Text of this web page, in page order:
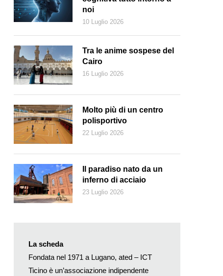
Piccole aziende casalinghe hanno trovato un’opportunità durante la
noi
10 Luglio 2026
Tra le anime sospese del
Cairo
16 Luglio 2026
Molto più di un centro
polisportivo
22 Luglio 2026
Il paradiso nato da un
inferno di acciaio
23 Luglio 2026
La scheda
Fondata nel 1971 a Lugano, ated – ICT
Ticino è un’associazione indipendente